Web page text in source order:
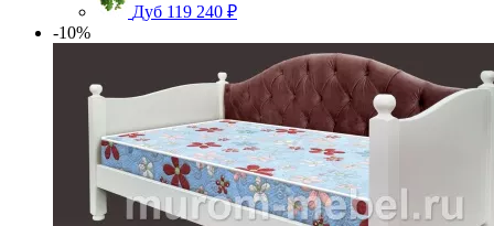
Дуб 119 240 ₽
-10%